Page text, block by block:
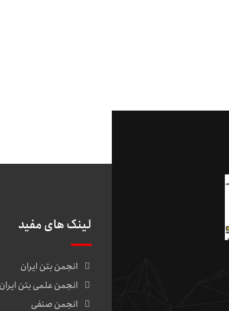
لینک های مفید
انجمن بتن ایران
انجمن علمی بتن ایران
انجمن صنفی